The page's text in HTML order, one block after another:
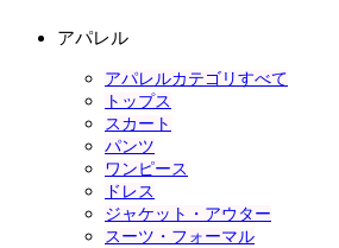
アパレル
アパレルカテゴリすべて
トップス
スカート
パンツ
ワンピース
ドレス
ジャケット・アウター
スーツ・フォーマル